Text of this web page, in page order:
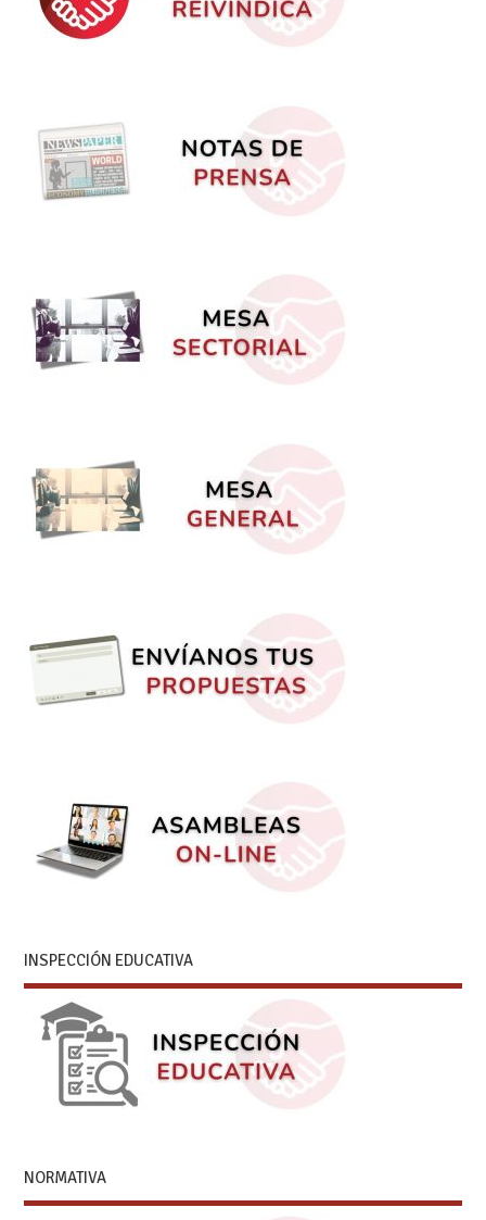
INSPECCIÓN EDUCATIVA
NORMATIVA